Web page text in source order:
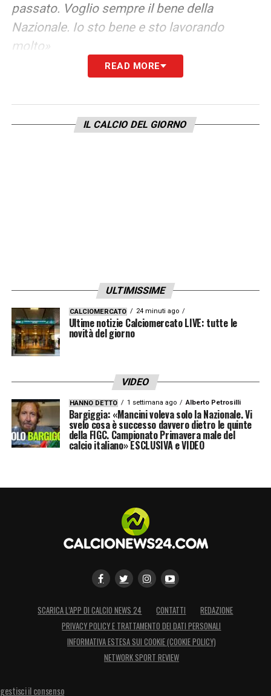
passato. Voglio sempre il bene della
Nazionale. Io sto bene e sto lavorando
molto»
LEGGI ANCHE –Ultime notizie Calcio
provenienti da tutto il mondo
READ MORE
IL CALCIO DEL GIORNO
ULTIMISSIME
CALCIOMERCATO 24 minuti ago
Ultime notizie Calciomercato LIVE: tutte le
novità del giorno
VIDEO
HANNO DETTO 1 settimana ago Alberto Petrosilli
Bargiggia: «Mancini voleva solo la Nazionale. Vi
svelo cosa è successo davvero dietro le quinte
della FIGC. Campionato Primavera male del
calcio italiano» ESCLUSIVA e VIDEO
SCARICA L’APP DI CALCIO NEWS 24 CONTATTI
REDAZIONE
PRIVACY POLICY E TRATTAMENTO DEI DATI PERSONALI
INFORMATIVA ESTESA SUI COOKIE (COOKIE POLICY)
NETWORK SPORT REVIEW
gestisci il consenso